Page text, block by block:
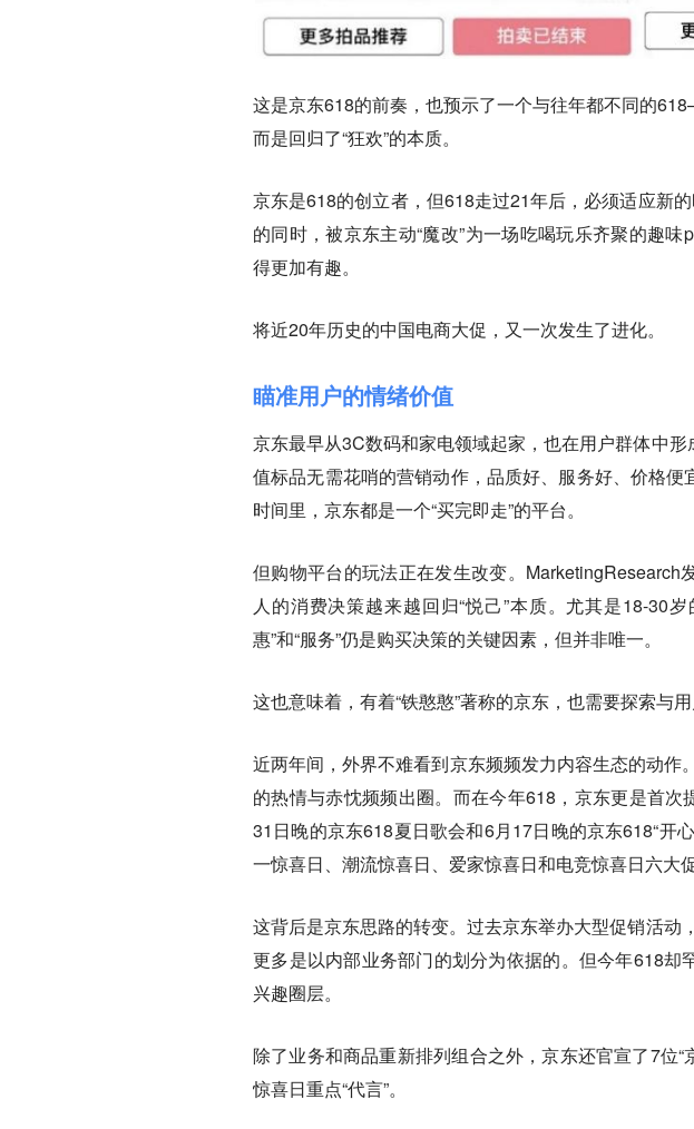
这是京东618的前奏，也预示了一个与往年都不同的
而是回归了“狂欢”的本质。
京东是618的创立者，但618走过21年后，必须适应新
的同时，被京东主动“魔改”为一场吃喝玩乐齐聚的趣
得更加有趣。
将近20年历史的中国电商大促，又一次发生了进化。
瞄准用户的情绪价值
京东最早从3C数码和家电领域起家，也在用户群体中
值标品无需花哨的营销动作，品质好、服务好、价格
时间里，京东都是一个“买完即走”的平台。
但购物平台的玩法正在发生改变。MarketingResearch
人的消费决策越来越回归“悦己”本质。尤其是18-30
惠”和“服务”仍是购买决策的关键因素，但并非唯一。
这也意味着，有着“铁憨憨”著称的京东，也需要探索与用
近两年间，外界不难看到京东频频发力内容生态的动作
的热情与赤忱频频出圈。而在今年618，京东更是首次
31日晚的京东618夏日歌会和6月17日晚的京东618“开
一惊喜日、潮流惊喜日、爱家惊喜日和电竞惊喜日六大促
这背后是京东思路的转变。过去京东举办大型促销活动
更多是以内部业务部门的划分为依据的。但今年618却
兴趣圈层。
除了业务和商品重新排列组合之外，京东还官宣了7位
惊喜日重点“代言”。